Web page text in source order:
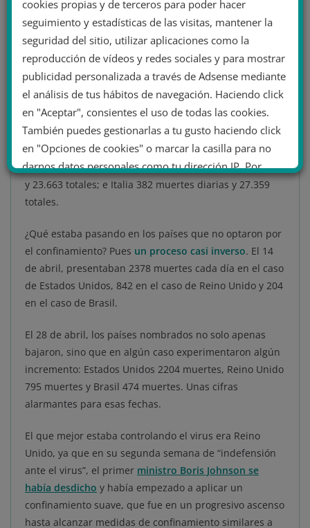
El temor al daño económico centraba las
conversaciones. Los teóricos de la conspiración, los
partidos de ultraderecha y los empresarios en las
zonas afectadas pedían que se rebajasen las medidas.
Pero lo que se estaba rebajando seguro, eran las cifras
de fallecimientos, que tras varias prórrogas del
confinamiento,bajaban lenta pero constantemente. El
28 de abril, España presentaba 453 muertes diarias y
24.725 totales; Francia por su parte 367 muertes diarias
y 23.663 totales; e Italia 382 muertes diarias y 27.359
totales.
¿Qué estaba pasando en los países que no optaron por
el confinamiento? Pues un proceso casi inverso. El 14
de abril, presentaban 2378 muertes cada día en el caso
de Estados Unidos, 842 en el caso de Reino Unido y 204
en el caso de Brasil.
El 28 de abril, los países nombrados no solo apenas
bajaron, sino que en algún caso experimentaron algún
incremento: Estados Unidos 2204 muertes, Reino Unido
795 muertes y Brasil 474 muertes. Unas cifras
alarmantes para esas fechas.
El que mejor estaba controlando el virus era Reino
Unido, ya que en su segunda semana de “indefensión
ante el virus”, el primer ministro Boris Johnson se
había desdicho y había empezado a aplicar un
confinamiento suave, que fue en un progresivo ascenso
hasta alcanzar medidas de confinamiento similares a
cookies propias y de terceros para poder hacer
seguimiento y estadísticas de las visitas, mantener la
seguridad del sitio, utilizar aplicaciones como la
reproducción de vídeos y redes sociales y para mostrar
publicidad personalizada a través de Adsense mediante
el análisis de tus hábitos de navegación. Haciendo click
en "Aceptar", consientes el uso de todas las cookies.
También puedes gestionarlas a tu gusto haciendo click
en "Opciones de cookies" o marcar la casilla para no
darnos datos personales como tu dirección IP. Por
último, puedes leer nuestra Política de cookies.
No dar mi información personal
Opciones de cookies Aceptar cookies
Rechazar cookies